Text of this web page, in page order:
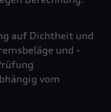
auf Dichtheit und
und -
vom